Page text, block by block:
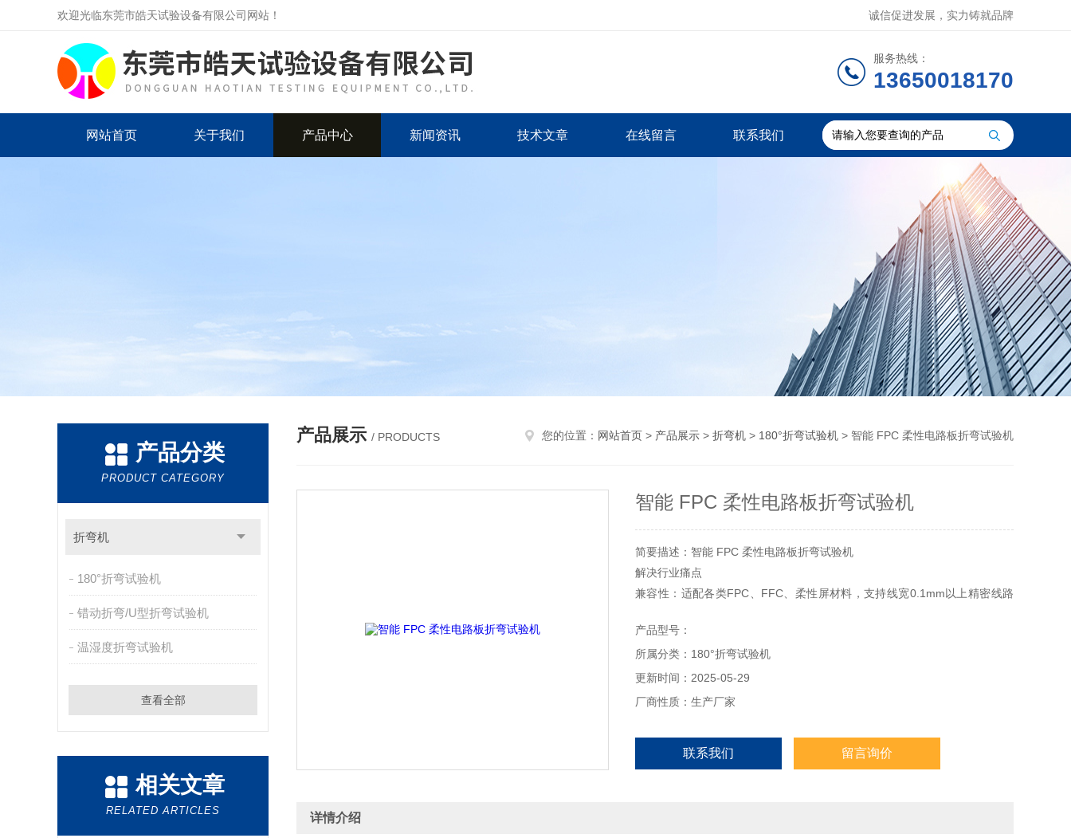
欢迎光临东莞市皓天试验设备有限公司网站！ 诚信促进发展，实力铸就品牌
服务热线：
13650018170
网站首页 关于我们 产品中心 新闻资讯 技术文章 在线留言 联系我们
产品分类
PRODUCT CATEGORY
折弯机
180°折弯试验机
错动折弯/U型折弯试验机
温湿度折弯试验机
查看全部
相关文章
RELATED ARTICLES
产品展示 / PRODUCTS 您的位置： 网站首页 > 产品展示 > 折弯机 > 180°折弯试验机 > 智能 FPC 柔性电路板折弯试验机
智能 FPC 柔性电路板折弯试验机
简要描述：智能 FPC 柔性电路板折弯试验机
解决行业痛点
兼容性：适配各类FPC、FFC、柔性屏材料，支持线宽0.1mm以上精密线路
可靠性：航空铝夹具防刮伤设计，确保试样无损装夹；过载自动停机保护。
效率升级：单机完成弯折寿命、弹性恢复、脆裂点等测试，替代人工重复操
产品型号：
所属分类：180°折弯试验机
更新时间：2025-05-29
厂商性质：生产厂家
联系我们 留言询价
详情介绍